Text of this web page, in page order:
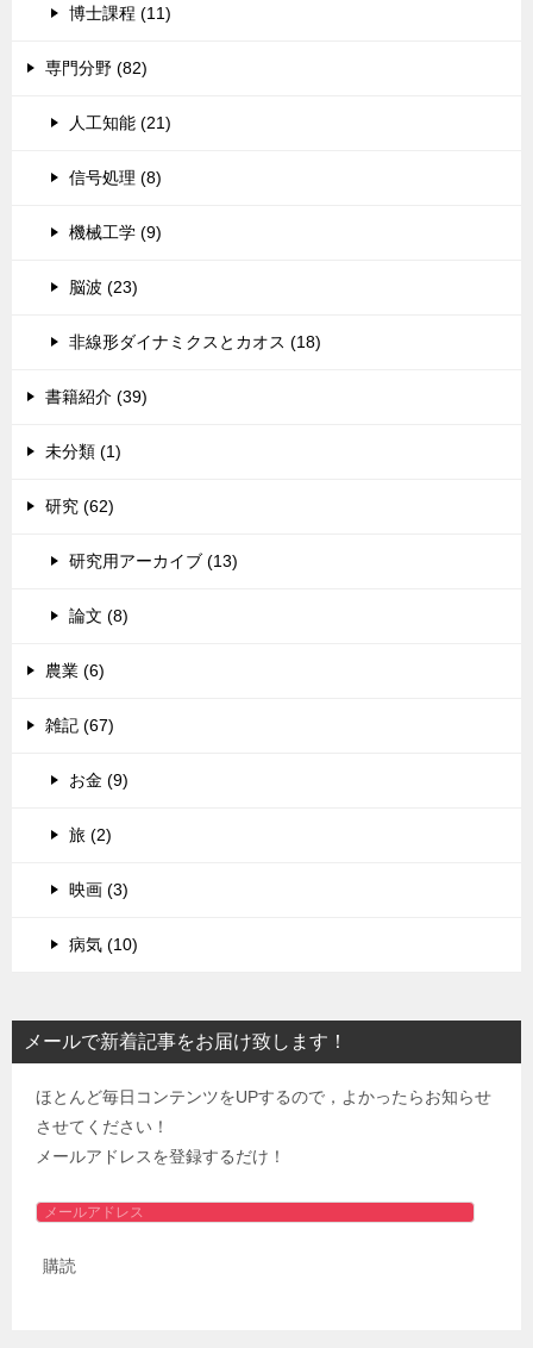
博士課程 (11)
専門分野 (82)
人工知能 (21)
信号処理 (8)
機械工学 (9)
脳波 (23)
非線形ダイナミクスとカオス (18)
書籍紹介 (39)
未分類 (1)
研究 (62)
研究用アーカイブ (13)
論文 (8)
農業 (6)
雑記 (67)
お金 (9)
旅 (2)
映画 (3)
病気 (10)
メールで新着記事をお届け致します！
ほとんど毎日コンテンツをUPするので，よかったらお知らせ
させてください！
メールアドレスを登録するだけ！
メ
ル
購読